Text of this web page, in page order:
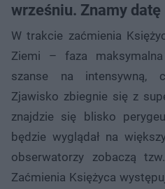
wrześniu. Znamy datę
W trakcie zaćmienia
Ziemi – faza
szanse na intensywną,
Zjawisko zbiegnie się z
znajdzie się blisko
będzie wyglądał na
obserwatorzy zobaczą
Zaćmienia Księżyca